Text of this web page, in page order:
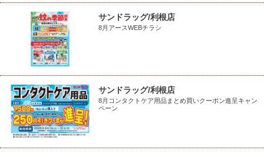
サンドラッグ/利根店
8月アースWEBチラシ
サンドラッグ/利根店
8月コンタクトケア用品まとめ買いクーポン進呈キャン
ペーン